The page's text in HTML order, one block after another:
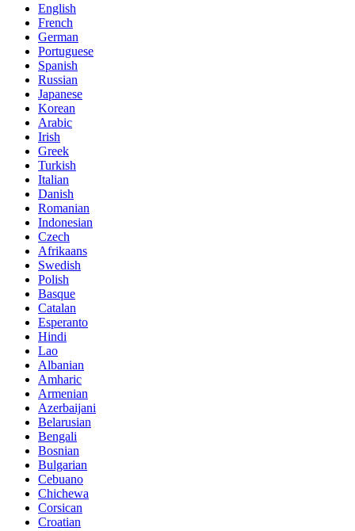
English
French
German
Portuguese
Spanish
Russian
Japanese
Korean
Arabic
Irish
Greek
Turkish
Italian
Danish
Romanian
Indonesian
Czech
Afrikaans
Swedish
Polish
Basque
Catalan
Esperanto
Hindi
Lao
Albanian
Amharic
Armenian
Azerbaijani
Belarusian
Bengali
Bosnian
Bulgarian
Cebuano
Chichewa
Corsican
Croatian